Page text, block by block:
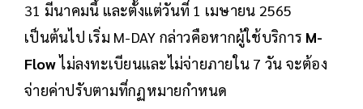
31 มีนาคมนี้ และตั้งแต่วันที่ 1 เมษายน 2565
เป็นต้นไป เริ่ม M-DAY กล่าวคือหากผู้ใช้บริการ M-
Flowไม่ลงทะเบียนและไม่จ่ายภายใน 7 วัน จะต้อง
จ่ายค่าปรับตามที่กฏหมายกำหนด